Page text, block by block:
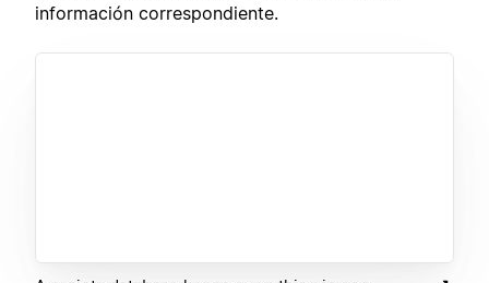
información correspondiente.